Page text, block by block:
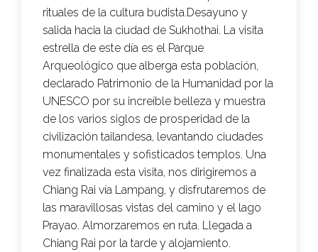
rituales de la cultura budista.Desayuno y
salida hacia la ciudad de Sukhothai. La visita
estrella de este día es el Parque
Arqueológico que alberga esta población,
declarado Patrimonio de la Humanidad por la
UNESCO por su increíble belleza y muestra
de los varios siglos de prosperidad de la
civilización tailandesa, levantando ciudades
monumentales y sofisticados templos. Una
vez finalizada esta visita, nos dirigiremos a
Chiang Rai vía Lampang, y disfrutaremos de
las maravillosas vistas del camino y el lago
Prayao. Almorzaremos en ruta. Llegada a
Chiang Rai por la tarde y alojamiento.